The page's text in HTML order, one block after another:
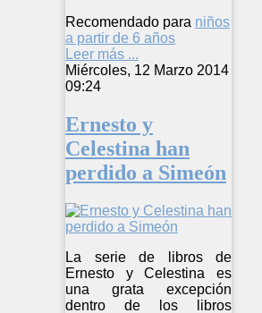
Recomendado para niños
a partir de 6 años
Leer más ...
Miércoles, 12 Marzo 2014
09:24
Ernesto y
Celestina han
perdido a Simeón
La serie de libros de
Ernesto y Celestina es
una grata excepción
dentro de los libros